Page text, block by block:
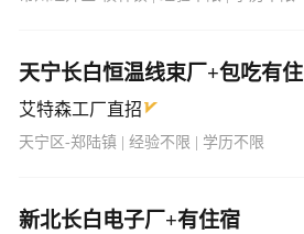
天宁长白恒温线束厂+包吃有住
艾特森工厂直招
天宁区-郑陆镇 | 经验不限 | 学历不限
新北长白电子厂+有住宿